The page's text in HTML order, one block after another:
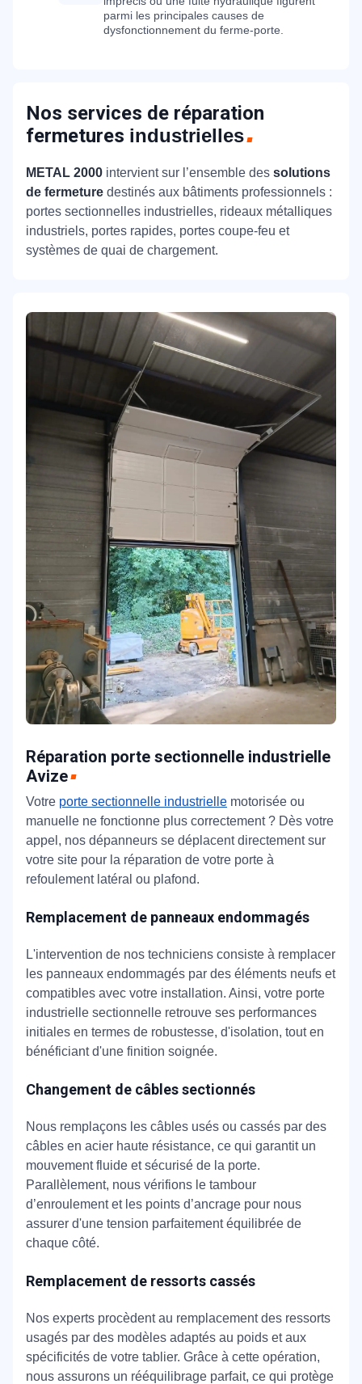
parmi les principales causes de
dysfonctionnement du ferme-porte.
Nos services de réparation
fermetures industrielles
METAL 2000 intervient sur l’ensemble des solutions
de fermeture destinés aux bâtiments professionnels :
portes sectionnelles industrielles, rideaux métalliques
industriels, portes rapides, portes coupe-feu et
systèmes de quai de chargement.
Réparation porte sectionnelle industrielle
Avize
Votre porte sectionnelle industrielle motorisée ou
manuelle ne fonctionne plus correctement ? Dès votre
appel, nos dépanneurs se déplacent directement sur
votre site pour la réparation de votre porte à
refoulement latéral ou plafond.
Remplacement de panneaux endommagés
L'intervention de nos techniciens consiste à remplacer
les panneaux endommagés par des éléments neufs et
compatibles avec votre installation. Ainsi, votre porte
industrielle sectionnelle retrouve ses performances
initiales en termes de robustesse, d'isolation, tout en
bénéficiant d'une finition soignée.
Changement de câbles sectionnés
Nous remplaçons les câbles usés ou cassés par des
câbles en acier haute résistance, ce qui garantit un
mouvement fluide et sécurisé de la porte.
Parallèlement, nous vérifions le tambour
d’enroulement et les points d’ancrage pour nous
assurer d'une tension parfaitement équilibrée de
chaque côté.
Remplacement de ressorts cassés
Nos experts procèdent au remplacement des ressorts
usagés par des modèles adaptés au poids et aux
spécificités de votre tablier. Grâce à cette opération,
nous assurons un rééquilibrage parfait, ce qui protège